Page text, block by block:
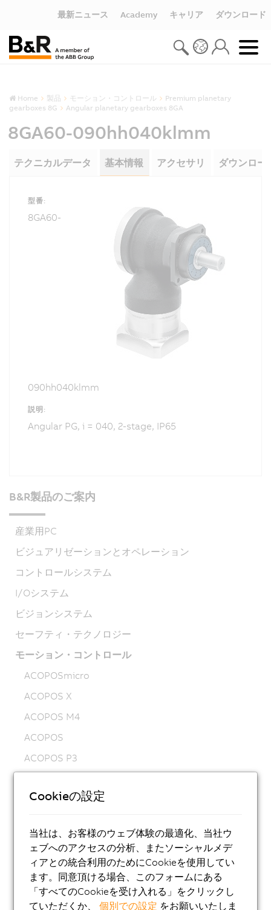
最新ニュース Academy キャリア ダウンロード
Home 製品 モーション・コントロール
Premium planetary
gearboxes 8G
Angular planetary gearboxes 8GA
8GA60-090hh040klmm
テクニカルデータ 基本情報 アクセサリ ダウンロー
型番:
8GA60-
090hh040klmm
説明:
Angular PG, i = 040, 2-stage, IP65
B&R製品のご案内
産業用PC
ビジュアリゼーションとオペレーション
コントロールシステム
I/Oシステム
ビジョンシステム
セーフティ・テクノロジー
モーション・コントロール
ACOPOSmicro
ACOPOS X
ACOPOS M4
ACOPOS
ACOPOS P3
ACOPOSremote
Variable frequency drives (VFD)
8LS-4 synchronous motors
8MS-4 synchronous motors
ACOPOSmotor Compact
Cookieの設定
当社は、お客様のウェブ体験の最適化、当社ウ
ェブへのアクセスの分析、またソーシャルメデ
ィアとの統合利用のためにCookieを使用してい
ます。同意頂ける場合、このフォームにある
「すべてのCookieを受け入れる」をクリックし
ていただくか、個別での設定 をお願いいたしま